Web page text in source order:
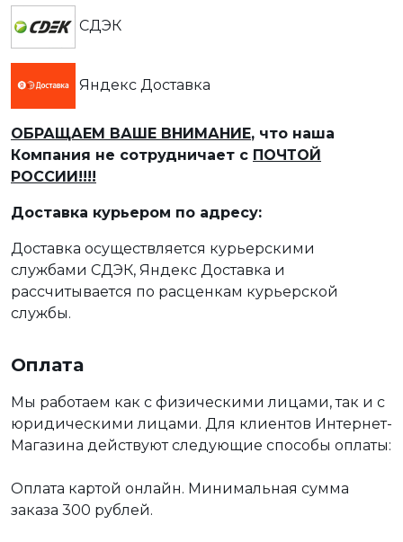
СДЭК
Яндекс Доставка
ОБРАЩАЕМ ВАШЕ ВНИМАНИЕ, что наша
Компания не сотрудничает с ПОЧТОЙ
РОССИИ!!!!
Доставка курьером по адресу:
Доставка осуществляется курьерскими
службами СДЭК, Яндекс Доставка и
рассчитывается по расценкам курьерской
службы.
Оплата
Мы работаем как с физическими лицами, так и с
юридическими лицами. Для клиентов Интернет-
Магазина действуют следующие способы оплаты:
Оплата картой онлайн. Минимальная сумма
заказа 300 рублей.